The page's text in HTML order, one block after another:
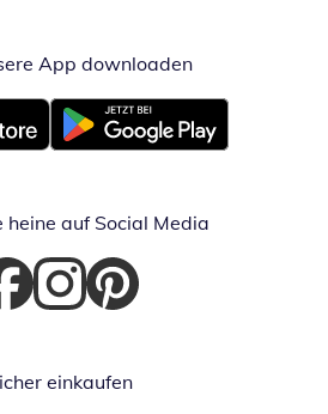
App downloadenÖffnet in
Fenster
Öffnet in neuem Fenster
heine auf Social Media
in neuem Fenster
Öffnet in neuem Fenster
Öffnet in neuem Fenster
einkaufen